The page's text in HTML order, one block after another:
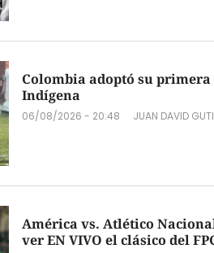
Colombia adoptó su
Indígena
06/08/2026 - 20:48 JUAN DAVID
América vs. Atlético
ver EN VIVO el clásico del